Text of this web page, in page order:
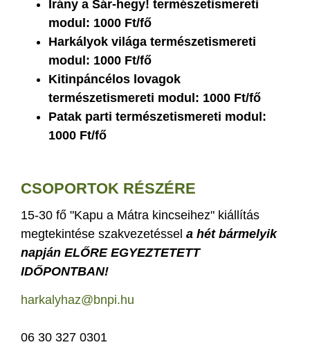
Irány a Sár-hegy! természetismereti
modul: 1000 Ft/fő
Harkályok világa természetismereti
modul: 1000 Ft/fő
Kitinpáncélos lovagok
természetismereti modul: 1000 Ft/fő
Patak parti természetismereti modul:
1000 Ft/fő
CSOPORTOK RÉSZÉRE
15-30 fő "Kapu a Mátra kincseihez" kiállítás
megtekintése szakvezetéssel a hét bármelyik
napján ELŐRE EGYEZTETETT
IDŐPONTBAN!
harkalyhaz@bnpi.hu
06 30 327 0301